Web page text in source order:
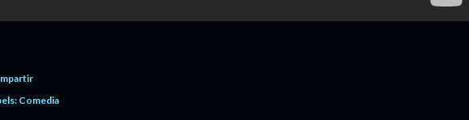
Comedia